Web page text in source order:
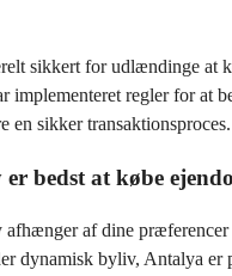
sikkert for udlændinge at
implementeret regler for at
en sikker transaktionsproces.
bedst at købe
afhænger af dine
dynamisk byliv, Antalya er